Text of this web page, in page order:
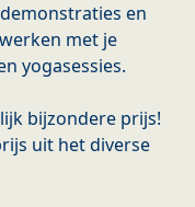
en
met je
yogasessies.
bijzondere prijs!
uit het diverse